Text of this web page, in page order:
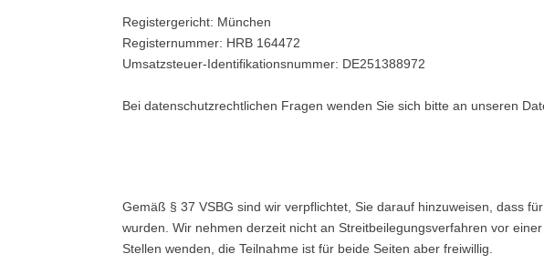
Registergericht: München
Registernummer: HRB 164472
Umsatzsteuer-Identifikationsnummer: DE251388972
Bei datenschutzrechtlichen Fragen wenden Sie sich bitte an unseren
Gemäß § 37 VSBG sind wir verpflichtet, Sie darauf hinzuweisen, dass
wurden. Wir nehmen derzeit nicht an Streitbeilegungsverfahren vor
Stellen wenden, die Teilnahme ist für beide Seiten aber freiwillig.